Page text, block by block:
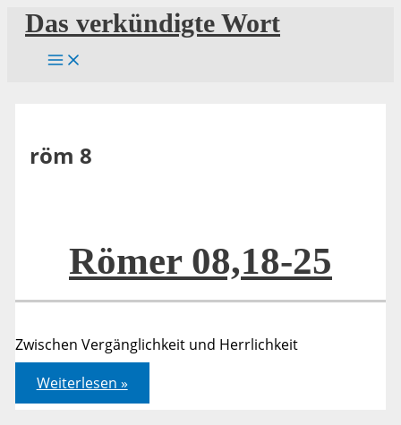
Zum
Inhalt
springen
Das verkündigte Wort
röm 8
Römer 08,18-25
Zwischen Vergänglichkeit und Herrlichkeit
Römer
08,18-
25
Weiterlesen »